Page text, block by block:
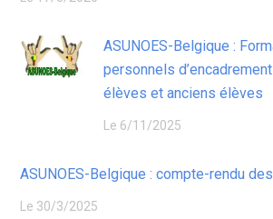
ASUNOES-Belgique :
personnels
élèves et anciens élèves
Le 6/11/2025
ASUNOES-Belgique : compte-rendu
Le 30/3/2025